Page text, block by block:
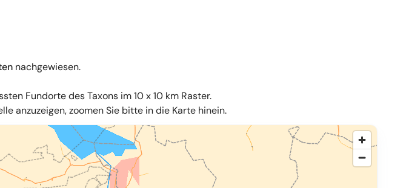
nachgewiesen.
Fundorte des Taxons im 10 x 10 km Raster.
anzuzeigen, zoomen Sie bitte in die Karte hinein.